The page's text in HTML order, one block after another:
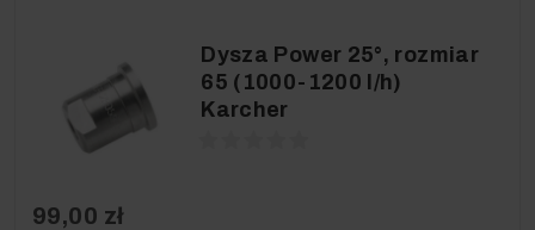
Dysza Power 25°, rozmiar
65 (1000-1200 l/h)
Karcher
99,00 zł